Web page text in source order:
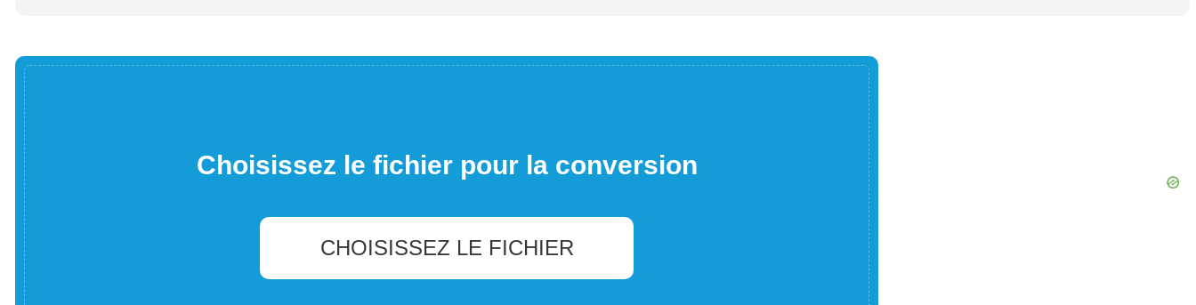
Choisissez le fichier pour la conversion
CHOISISSEZ LE FICHIER